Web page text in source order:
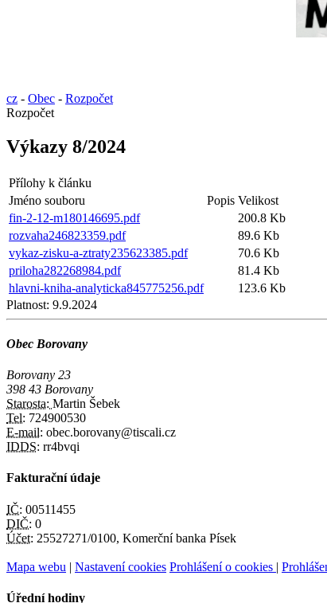
cz - Obec - Rozpočet
Rozpočet
Výkazy 8/2024
Přílohy k článku
Jméno souboru
Popis Velikost
fin-2-12-m180146695.pdf
200.8 Kb
rozvaha246823359.pdf
89.6 Kb
vykaz-zisku-a-ztraty235623385.pdf
70.6 Kb
priloha282268984.pdf
81.4 Kb
hlavni-kniha-analyticka845775256.pdf
123.6 Kb
Platnost: 9.9.2024
Obec Borovany
Borovany 23
398 43 Borovany
Starosta: Martin Šebek
Tel: 724900530
E-mail: obec.borovany@tiscali.cz
IDDS: rr4bvqi
Fakturační údaje
IČ: 00511455
DIČ: 0
Účet: 25527271/0100, Komerční banka Písek
Mapa webu | Nastavení cookies Prohlášení o cookies |
Úřední hodiny